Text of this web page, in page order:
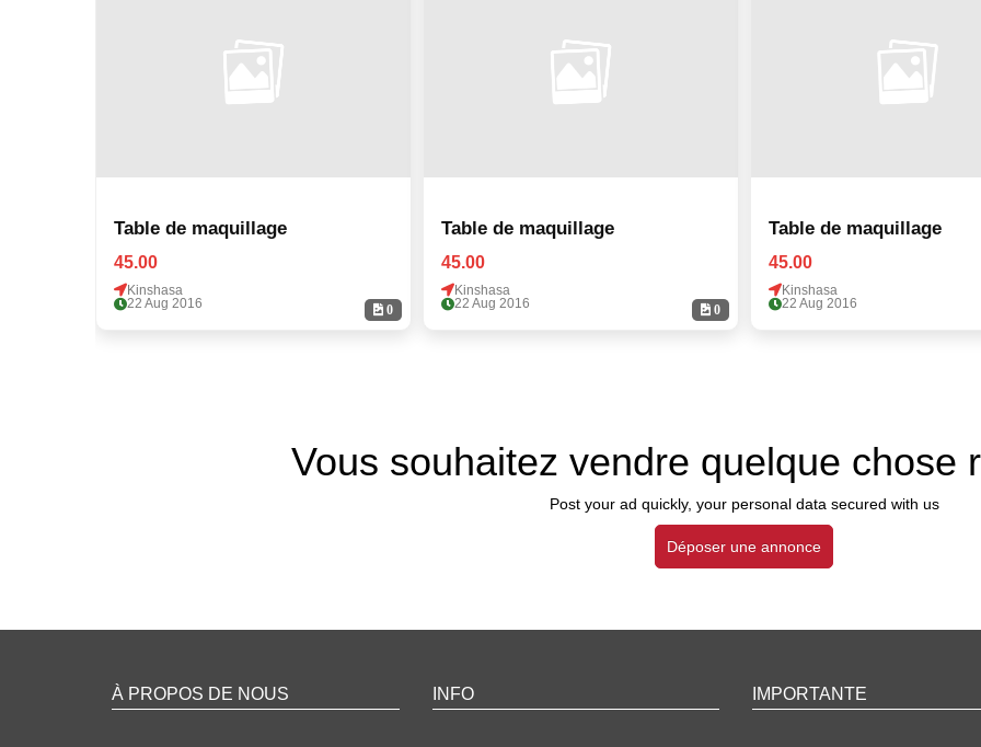
0
Table de maquillage
45.00
Kinshasa
22 Aug 2016
0
Table de maquillage
45.00
Kinshasa
22 Aug 2016
Table de maquillage
45.00
Kinshasa
22 Aug 2016
Vous souhaitez vendre quelque chose
Post your ad quickly, your personal data secured with us
Déposer une annonce
À PROPOS DE NOUS INFO IMPORTANTE